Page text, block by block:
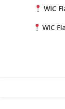
WIC
WIC